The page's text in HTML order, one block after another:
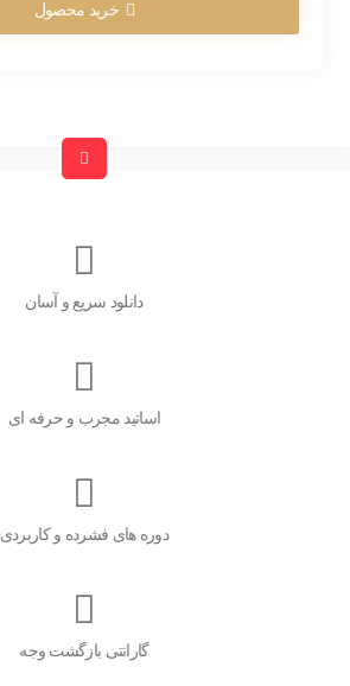
خرید محصول
دانلود سریع و آسان
اساتید مجرب و حرفه ای
دوره های فشرده و کاربردی
گارانتی بازگشت وجه